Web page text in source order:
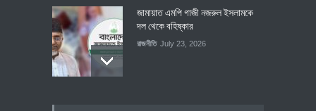
জামায়াত এমপি গাজী নজরুল ইসলামকে
দল থেকে বহিষ্কার
রাজনীতি July 23, 2026